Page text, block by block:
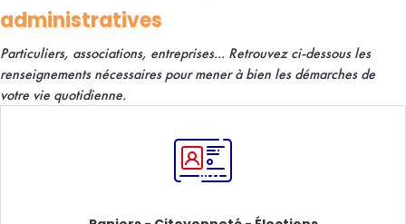
administratives
Particuliers, associations, entreprises... Retrouvez ci-dessous les
renseignements nécessaires pour mener à bien les démarches de
votre vie quotidienne.